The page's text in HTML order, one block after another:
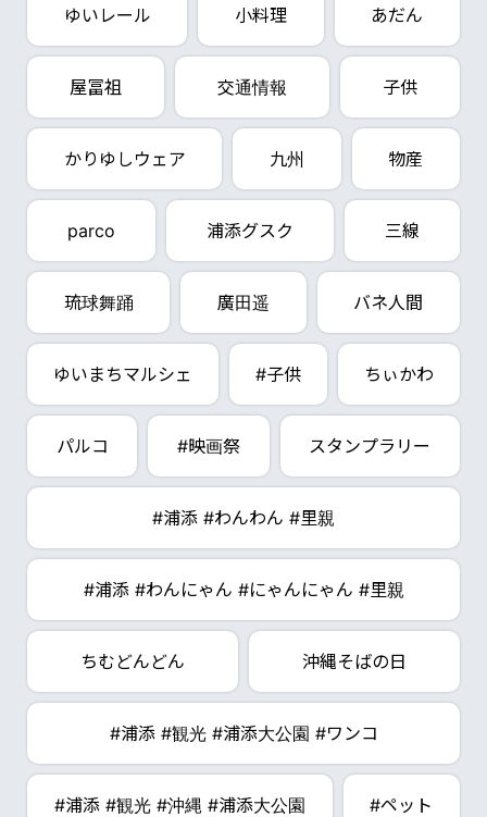
ゆいレール 小料理 あだん
屋冨祖 交通情報 子供
かりゆしウェア 九州 物産
parco 浦添グスク 三線
琉球舞踊 廣田遥 バネ人間
ゆいまちマルシェ #子供 ちぃかわ
パルコ #映画祭 スタンプラリー
#浦添 #わんわん #里親
#浦添 #わんにゃん #にゃんにゃん #里親
ちむどんどん 沖縄そばの日
#浦添 #観光 #浦添大公園 #ワンコ
#浦添 #観光 #沖縄 #浦添大公園 #ペット